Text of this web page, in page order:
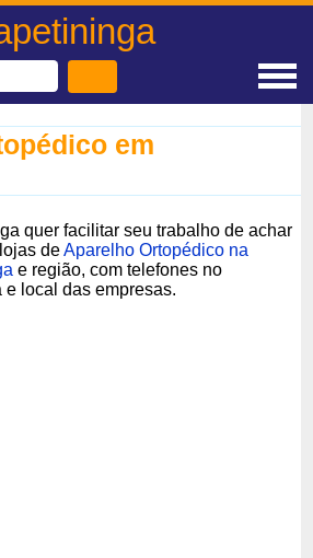
em
quer facilitar seu trabalho de achar
deAparelho Ortopédico na
e região, com telefones no
e local das empresas.